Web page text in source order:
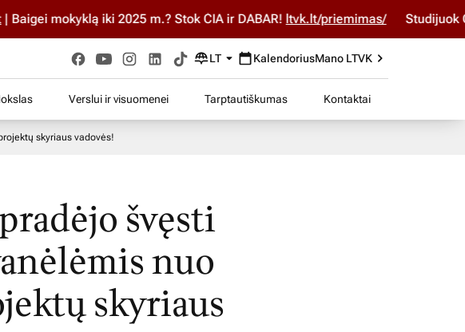
mokyklą iki 2025 m.? Stok ČIA ir DABAR!ltvk.lt/priemimas/ Studijuok ČIA
LT KalendoriusMano LTVK
Verslui ir visuomenei Tarptautiškumas Kontaktai
skyriaus vadovės!
švęsti
nuo
skyriaus